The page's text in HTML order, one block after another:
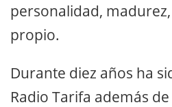
personalidad,
propio.
Durante diez años ha
Radio Tarifa además